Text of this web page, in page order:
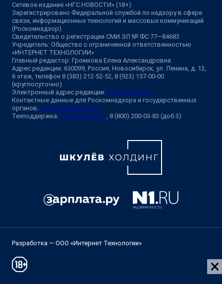
Сетевое издание «НГС.НОВОСТИ» (18+)
Зарегистрировано Федеральной службой по надзору в сфере
связи, информационных технологий и массовых коммуникаций
(Роскомнадзор)
Свидетельство о регистрации СМИ ЭЛ № ФС 77—84683
Учредитель: Общество с ограниченной ответственностью
«ИНТЕРНЕТ ТЕХНОЛОГИИ»
Главный редактор: Громкова Елена Александровна
Адрес редакции: 630099, Россия, Новосибирск, ул. Ленина, д. 12,
6 этаж, телефон 8 (383) 212-52-52, 8 (923) 157-00-00
(круглосуточно)
Электронный адрес редакции: ngs@shkulev.ru
Контактные данные для Роскомнадзора и государственных
органов: juristnsk@shkulev.ru
Техподдержка: help@shkulev.ru , 8 (800) 200-03-83 (доб.3)
Разработка — ООО «Интернет Технологии»